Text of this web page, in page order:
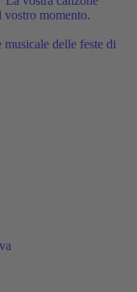
momento.
delle feste di